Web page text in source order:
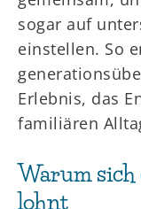
sogar auf
einstellen. So
Erlebnis, das
familiären
Warum
lohnt